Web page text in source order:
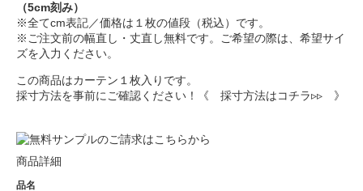
（5cm刻み）
※全てcm表記／価格は１枚の値段（税込）です。
※ご注文前の幅直し・丈直し無料です。ご希望の際は、希望サイ
ズを入力ください。
この商品はカーテン１枚入りです。
採寸方法を事前にご確認ください！
《 採寸方法はコチラ▹▹ 》
商品詳細
品名